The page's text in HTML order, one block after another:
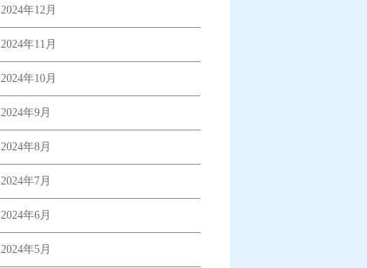
2024年12月
2024年11月
2024年10月
2024年9月
2024年8月
2024年7月
2024年6月
2024年5月